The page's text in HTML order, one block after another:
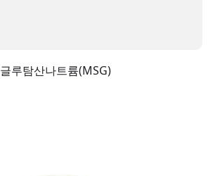
글루탐산나트륨(MSG)